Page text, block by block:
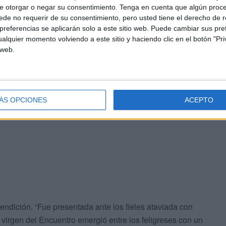
otorgar o negar su consentimiento. Tenga en cuenta que algún
no requerir de su consentimiento, pero usted tiene el derecho de
se aplicarán solo a este sitio web. Puede cambiar sus
momento volviendo a este sitio y haciendo clic en el botón
OPCIONES ACEPTO
hilvanado para la ocasión. “La frescura juvenil y
el clasicismo que hasta entonces imperaba en las
de “belleza castiza” y que, ser distinta no
“Se ganó muy pronto el cariño y la devoción del
“Fue presentada ante los fieles ataviada con
del Encuentro emergió entre los feligreses con un